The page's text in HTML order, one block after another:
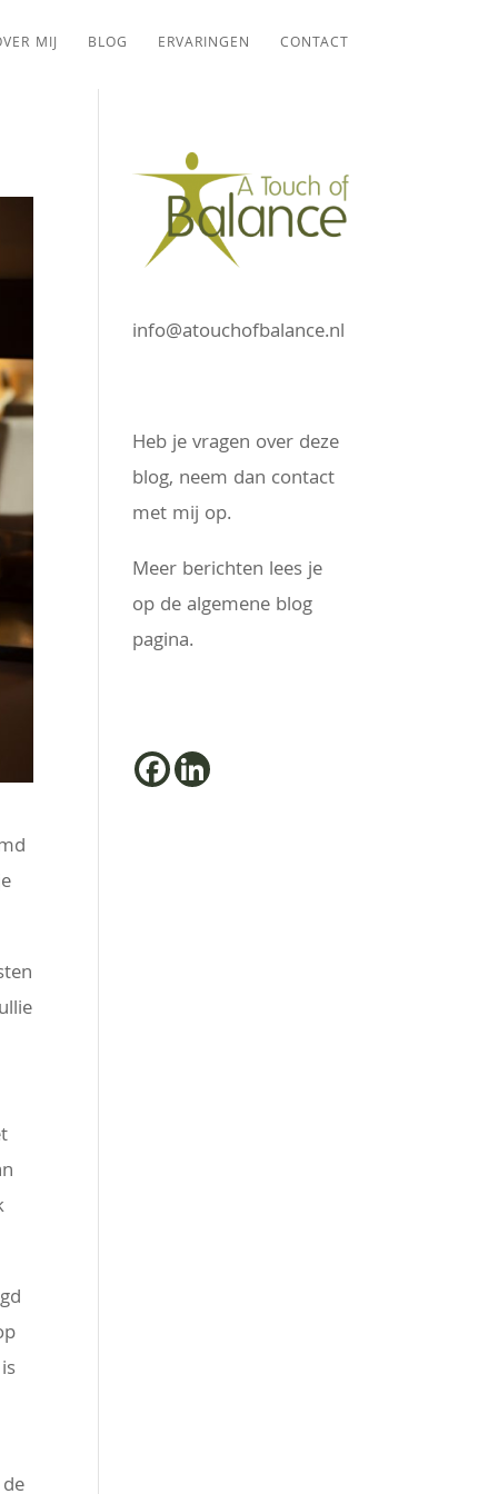
MIJ BLOG ERVARINGEN CONTACT
info@atouchofbalance.nl
Heb je vragen over deze
blog, neem dan contact
met mij op.
Meer berichten lees je
op de algemene blog
pagina.